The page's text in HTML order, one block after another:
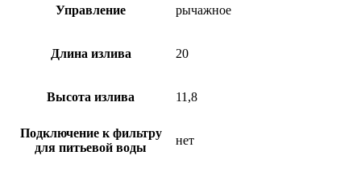
Управление рычажное
Длина излива 20
Высота излива 11,8
Подключение к фильтру
для питьевой воды
нет